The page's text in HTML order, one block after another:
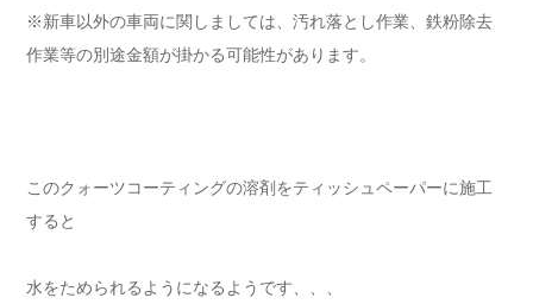
※新車以外の車両に関しましては、汚れ落とし作業、鉄粉除去
作業等の別途金額が掛かる可能性があります。
このクォーツコーティングの溶剤をティッシュペーパーに施工
すると
水をためられるようになるようです、、、